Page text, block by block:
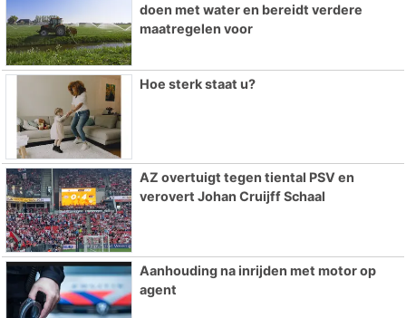
doen met water en bereidt verdere
maatregelen voor
Hoe sterk staat u?
AZ overtuigt tegen tiental PSV en
verovert Johan Cruijff Schaal
Aanhouding na inrijden met motor op
agent